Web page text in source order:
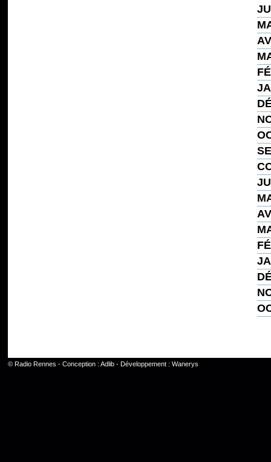
© Radio Rennes - Conception : Adlib- Développement : Wanerys